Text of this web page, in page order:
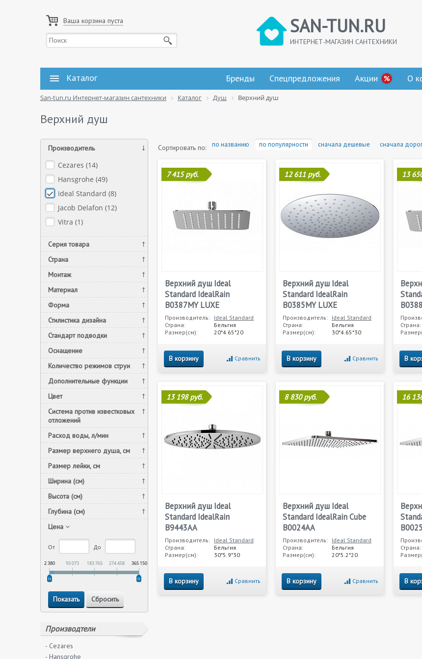
Ваша корзина пуста SAN-TUN.RU
ИНТЕРНЕТ-МАГАЗИН САНТЕХНИКИ
Каталог Бренды Спецпредложения Акции О
San-tun.ru Интернет-магазин сантехники Каталог Душ Верхний душ
Верхний душ
Производитель
Cezares (14)
Hansgrohe (49)
Ideal Standard (8)
Jacob Delafon (12)
Vitra (1)
Серия товара
Страна
Монтаж
Материал
Форма
Стилистика дизайна
Стандарт подводки
Оснащение
Количество режимов струи
Дополнительные функции
Цвет
Система против известковых
отложений
Расход воды, л/мин
Размер верхнего душа, см
Размер лейки, см
Ширина (см)
Высота (см)
Глубина (см)
Цена
От До
2 380 93 073 183 765 274 458 365 150
Производтели
- Cezares
- Hansgrohe
Сортировать по: по названию по популярности сначала дешевые сначала
7 415 руб.
Верхний душ Ideal
Standard IdealRain
B0387MY LUXE
Производитель: Ideal Standard
Страна:
Бельгия
Размер(см):
20*4.65*20
В корзину Сравнить
12 611 руб.
Верхний душ Ideal
Standard IdealRain
B0385MY LUXE
Производитель: Ideal Standard
Страна:
Бельгия
Размер(см):
30*4.65*30
В корзину Сравнить
13
Страна:
В
13 198 руб.
Верхний душ Ideal
Standard IdealRain
B9443AA
Производитель: Ideal Standard
Страна:
Бельгия
Размер(см):
30*5.9*30
В корзину Сравнить
8 830 руб.
Верхний душ Ideal
Standard IdealRain Cube
B0024AA
Производитель: Ideal Standard
Страна:
Бельгия
Размер(см):
20*5.2*20
В корзину Сравнить
16
Страна:
В